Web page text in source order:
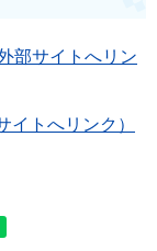
部サイトへリン
トへリンク）